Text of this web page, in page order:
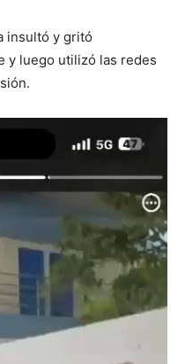
insultó y gritó
y luego utilizó las redes